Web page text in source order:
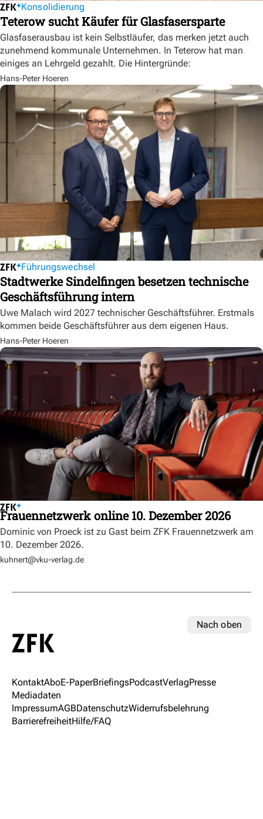
Konsolidierung
Teterow sucht Käufer für Glasfasersparte
Glasfaserausbau ist kein Selbstläufer, das merken jetzt auch
zunehmend kommunale Unternehmen. In Teterow hat man
einiges an Lehrgeld gezahlt. Die Hintergründe:
Hans-Peter Hoeren
Führungswechsel
Stadtwerke Sindelfingen besetzen technische
Geschäftsführung intern
Uwe Malach wird 2027 technischer Geschäftsführer. Erstmals
kommen beide Geschäftsführer aus dem eigenen Haus.
Hans-Peter Hoeren
Frauennetzwerk online 10. Dezember 2026
Dominic von Proeck ist zu Gast beim ZFK Frauennetzwerk am
10. Dezember 2026.
kuhnert@vku-verlag.de
Nach oben
KontaktAboE-PaperBriefingsPodcastVerlagPresse
Mediadaten
ImpressumAGBDatenschutzWiderrufsbelehrung
BarrierefreiheitHilfe/FAQ